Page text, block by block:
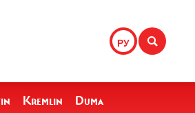
РУ
Kremlin Duma